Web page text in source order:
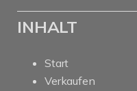
INHALT
Start
Verkaufen